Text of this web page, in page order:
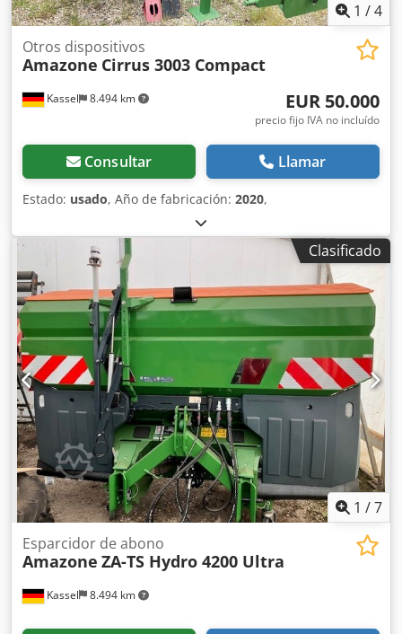
1 /4
Kassel 8.494 km
Otros dispositivos
Amazone Cirrus 3003 Compact
EUR 50.000
precio fijo IVA no incluído
Consultar Llamar
Estado: usado, Año de fabricación: 2020,
Clasificado
1 /7
Kassel 8.494 km
Esparcidor de abono
Amazone ZA-TS Hydro 4200 Ultra